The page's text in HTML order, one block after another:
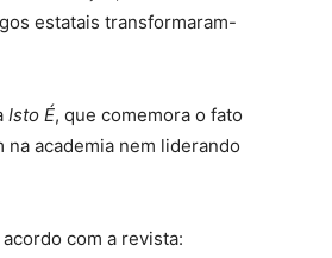
estatais transformaram-
Isto É, que comemora o fato
academia nem liderando
com a revista: